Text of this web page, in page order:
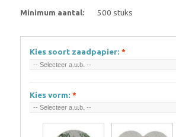
Minimum aantal: 500 stuks
Kies soort zaadpapier: *
Kies vorm: *